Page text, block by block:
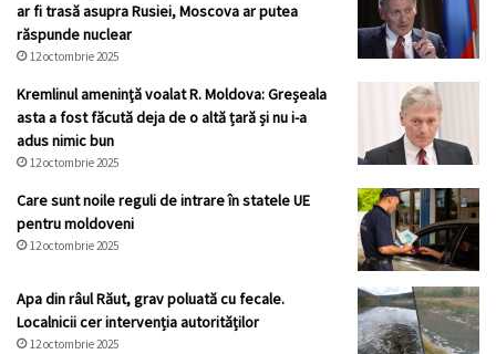
ar fi trasă asupra Rusiei, Moscova ar putea
răspunde nuclear
12 octombrie 2025
Kremlinul ameninţă voalat R. Moldova: Greșeala
asta a fost făcută deja de o altă țară și nu i-a
adus nimic bun
12 octombrie 2025
Care sunt noile reguli de intrare în statele UE
pentru moldoveni
12 octombrie 2025
Apa din râul Răut, grav poluată cu fecale.
Localnicii cer intervenția autorităților
12 octombrie 2025